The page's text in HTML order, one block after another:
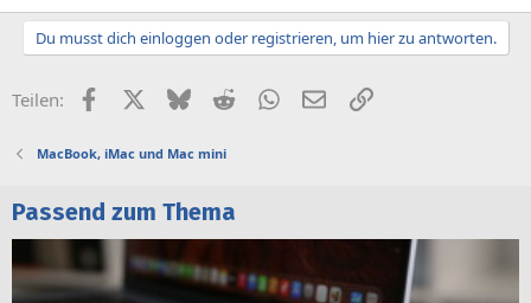
Du musst dich einloggen oder registrieren, um hier zu antworten.
Teilen: FacebookX (Twitter)
BlueskyRedditWhatsApp
E-MailLink
MacBook, iMac und Mac mini
Passend zum Thema